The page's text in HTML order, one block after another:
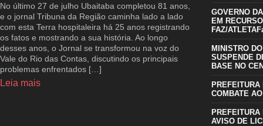
No último 27 de julho Ubaitaba completou 81 anos,
e o jornal Tribuna da Região caminha lado a lado
com esta Terra hospitaleira há 25 anos registrando
os fatos e mostrando a sua história. Ao longo
desses anos, o Jornal se transformou na voz do
Vale do Rio das Contas, discutindo os principais
problemas enfrentados […]
Leia mais
GOVERNO
EM
FAZ/
MINISTRO
SUSPENDE
BASE NO
COMBATE
AVISO DE